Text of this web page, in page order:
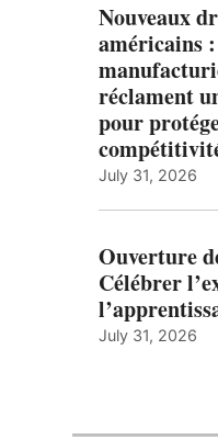
Nouveaux
américains
réclament
pour
July 31, 2026
Ouverture
Célébrer
July 31, 2026